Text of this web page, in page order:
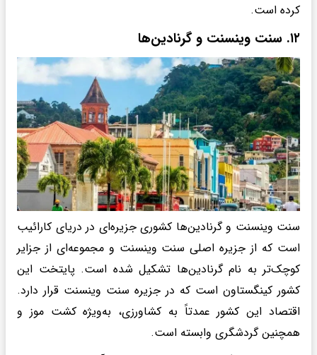
کرده است.
۱۲. سنت وینسنت و گرنادین‌ها
سنت وینسنت و گرنادین‌ها کشوری جزیره‌ای در دریای کارائیب
است که از جزیره اصلی سنت وینسنت و مجموعه‌ای از جزایر
کوچک‌تر به نام گرنادین‌ها تشکیل شده است. پایتخت این
کشور کینگستاون است که در جزیره سنت وینسنت قرار دارد.
اقتصاد این کشور عمدتاً به کشاورزی، به‌ویژه کشت موز و
همچنین گردشگری وابسته است.